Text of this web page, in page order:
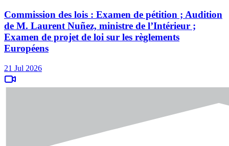
Commission des lois : Examen de pétition ; Audition
de M. Laurent Nuñez, ministre de l’Intérieur ;
Examen de projet de loi sur les règlements
Européens
21 Jul 2026